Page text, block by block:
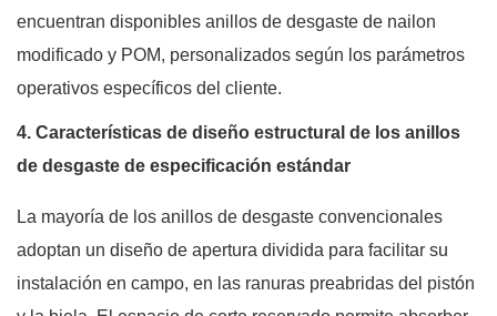
encuentran disponibles anillos de desgaste de nailon
modificado y POM, personalizados según los parámetros
operativos específicos del cliente.
4. Características de diseño estructural de los anillos
de desgaste de especificación estándar
La mayoría de los anillos de desgaste convencionales
adoptan un diseño de apertura dividida para facilitar su
instalación en campo, en las ranuras preabridas del pistón